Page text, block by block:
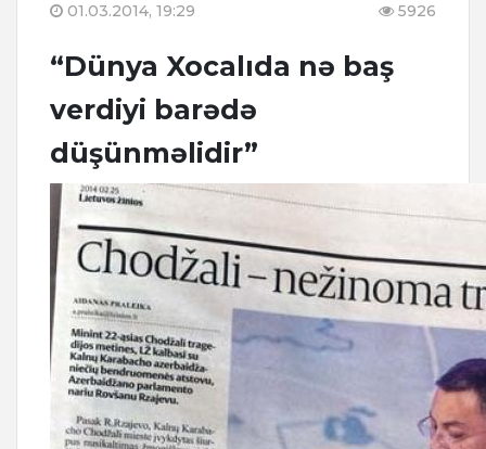
01.03.2014, 19:29 5926
“Dünya Xocalıda nə baş
verdiyi barədə
düşünməlidir”